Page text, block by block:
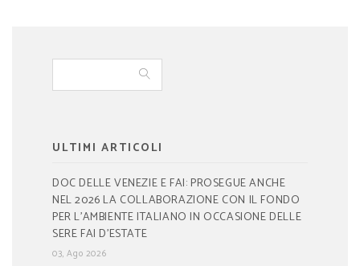
ULTIMI ARTICOLI
DOC DELLE VENEZIE E FAI: PROSEGUE ANCHE
NEL 2026 LA COLLABORAZIONE CON IL FONDO
PER L’AMBIENTE ITALIANO IN OCCASIONE DELLE
SERE FAI D’ESTATE
03, Ago 2026